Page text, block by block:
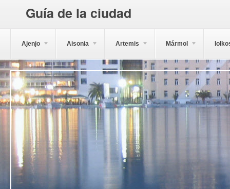
Guía de la ciudad
Ajenjo Aisonia Artemis Mármol